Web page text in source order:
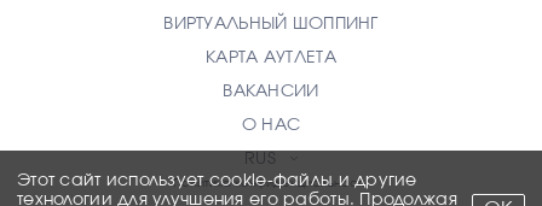
ВИРТУАЛЬНЫЙ ШОППИНГ
КАРТА АУТЛЕТА
ВАКАНСИИ
О НАС
RUS
Политика конфиденциальности
Этот сайт использует cookie-файлы и другие
технологии для улучшения его работы. Продолжая